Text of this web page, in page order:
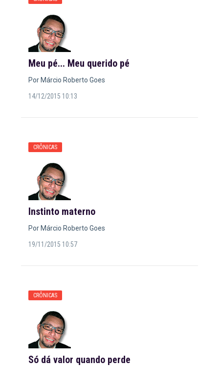
Meu pé... Meu querido pé
Por Márcio Roberto Goes
14/12/2015 10:13
CRÔNICAS
Instinto materno
Por Márcio Roberto Goes
19/11/2015 10:57
CRÔNICAS
Só dá valor quando perde